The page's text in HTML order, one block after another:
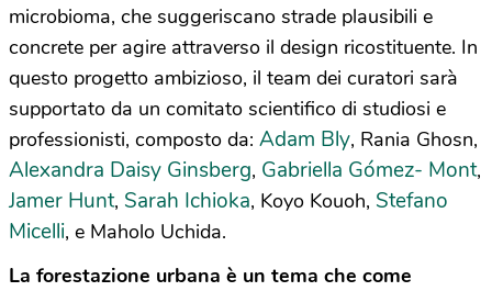
microbioma, che suggeriscano strade plausibili e
concrete per agire attraverso il design ricostituente. In
questo progetto ambizioso, il team dei curatori sarà
supportato da un comitato scientifico di studiosi e
professionisti, composto da: Adam Bly, Rania Ghosn,
Alexandra Daisy Ginsberg, Gabriella Gómez- Mont,
Jamer Hunt, Sarah Ichioka, Koyo Kouoh, Stefano
Micelli, e Maholo Uchida.
La forestazione urbana è un tema che come